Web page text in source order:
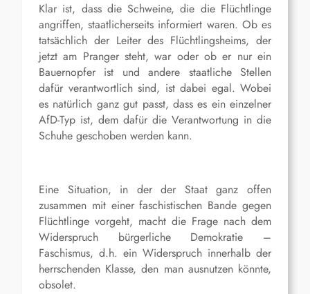
Klar ist, dass die Schweine, die die Flüchtlinge
angriffen, staatlicherseits informiert waren. Ob es
tatsächlich der Leiter des Flüchtlingsheims, der
jetzt am Pranger steht, war oder ob er nur ein
Bauernopfer ist und andere staatliche Stellen
dafür verantwortlich sind, ist dabei egal. Wobei
es natürlich ganz gut passt, dass es ein einzelner
AfD-Typ ist, dem dafür die Verantwortung in die
Schuhe geschoben werden kann.
Eine Situation, in der der Staat ganz offen
zusammen mit einer faschistischen Bande gegen
Flüchtlinge vorgeht, macht die Frage nach dem
Widerspruch bürgerliche Demokratie –
Faschismus, d.h. ein Widerspruch innerhalb der
herrschenden Klasse, den man ausnutzen könnte,
obsolet.